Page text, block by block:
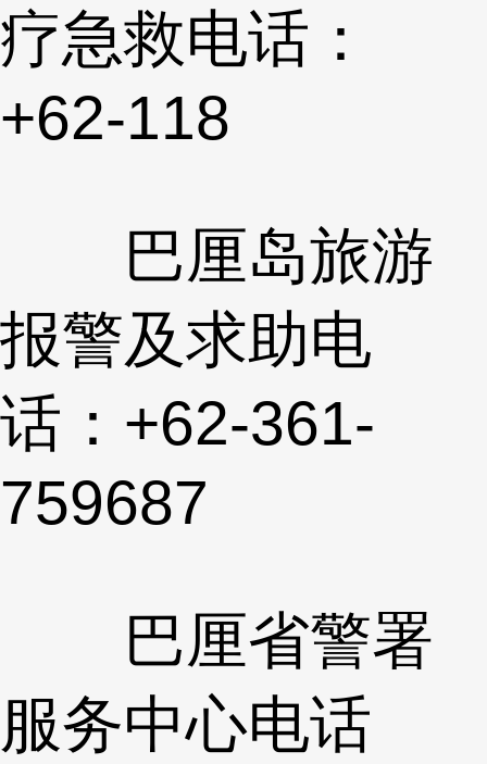
疗急救电话：
+62-118
巴厘岛旅游
报警及求助电
话：+62-361-
759687
巴厘省警署
服务中心电话